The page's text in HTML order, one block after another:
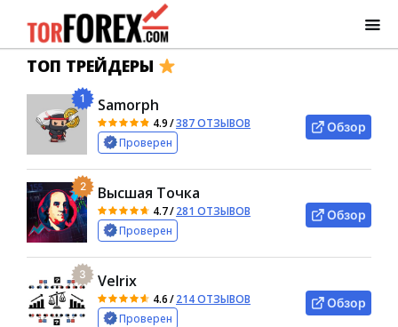
ТОП ТРЕЙДЕРЫ
1 Samorph
4.9/387 ОТЗЫВОВ
Проверен
Обзор
2 Высшая Точка
4.7/281 ОТЗЫВОВ
Проверен
Обзор
3 Velrix
4.6/214 ОТЗЫВОВ
Проверен
Обзор